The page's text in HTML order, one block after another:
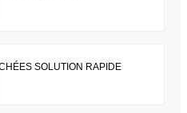
SOLUTION RAPIDE